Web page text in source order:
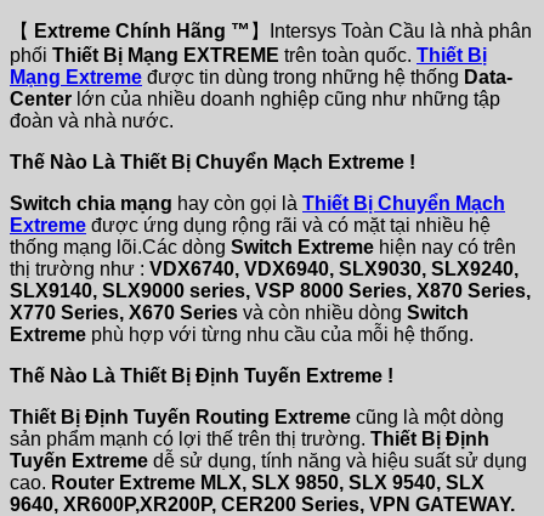
【 Extreme Chính Hãng ™ 】Intersys Toàn Cầu là nhà phân
phối Thiết Bị Mạng EXTREME trên toàn quốc. Thiết Bị
Mạng Extreme được tin dùng trong những hệ thống Data-
Center lớn của nhiều doanh nghiệp cũng như những tập
đoàn và nhà nước.
Thế Nào Là Thiết Bị Chuyển Mạch Extreme !
Switch chia mạng hay còn gọi là Thiết Bị Chuyển Mạch
Extreme được ứng dụng rộng rãi và có mặt tại nhiều hệ
thống mạng lõi.Các dòng Switch Extreme hiện nay có trên
thị trường như : VDX6740, VDX6940, SLX9030, SLX9240,
SLX9140, SLX9000 series, VSP 8000 Series, X870 Series,
X770 Series, X670 Series và còn nhiều dòng Switch
Extreme phù hợp với từng nhu cầu của mỗi hệ thống.
Thế Nào Là Thiết Bị Định Tuyến Extreme !
Thiết Bị Định Tuyến Routing Extreme cũng là một dòng
sản phẩm mạnh có lợi thế trên thị trường. Thiết Bị Định
Tuyến Extreme dễ sử dụng, tính năng và hiệu suất sử dụng
cao. Router Extreme MLX, SLX 9850, SLX 9540, SLX
9640, XR600P,XR200P, CER200 Series, VPN GATEWAY.